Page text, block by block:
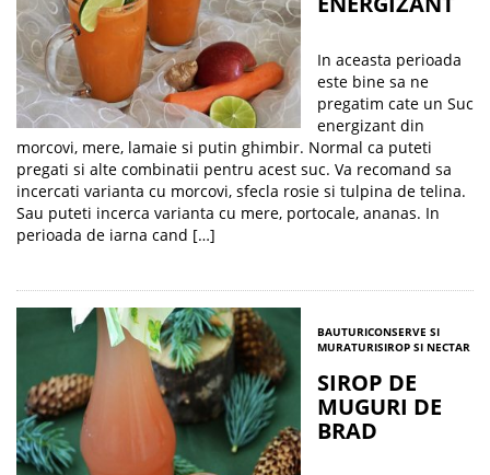
In aceasta perioada
este bine sa ne
pregatim cate un Suc
energizant din
morcovi, mere, lamaie si putin ghimbir. Normal ca puteti
pregati si alte combinatii pentru acest suc. Va recomand sa
incercati varianta cu morcovi, sfecla rosie si tulpina de telina.
Sau puteti incerca varianta cu mere, portocale, ananas. In
perioada de iarna cand […]
BAUTURICONSERVE SI
MURATURISIROP SI NECTAR
SIROP DE
MUGURI DE
BRAD